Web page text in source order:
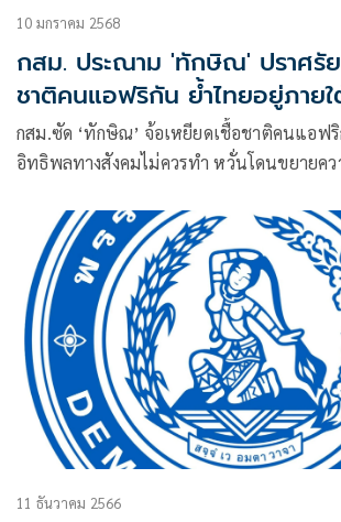
10 มกราคม 2568
กสม. ประณาม 'ทักษิณ' ปราศรัย
ชาติคนแอฟริกัน ย้ำไทยอยู่ภายใ
กสม.ซัด ‘ทักษิณ’ จ้อเหยียดเชื้อชาติคนแอฟ
อิทธิพลทางสังคมไม่ควรทำ หวั่นโดนขยายค
11 ธันวาคม 2566